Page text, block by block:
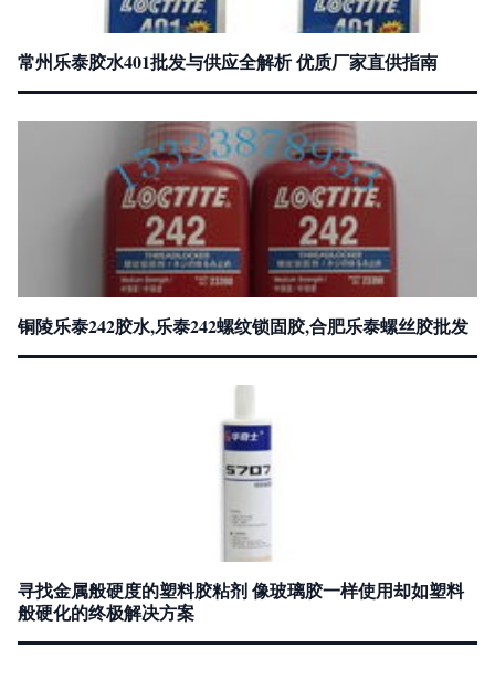
常州乐泰胶水401批发与供应全解析 优质厂家直供指南
铜陵乐泰242胶水,乐泰242螺纹锁固胶,合肥乐泰螺丝胶批发
寻找金属般硬度的塑料胶粘剂 像玻璃胶一样使用却如塑料
般硬化的终极解决方案